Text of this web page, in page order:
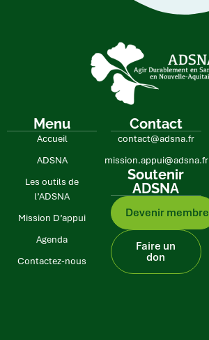
Menu
Accueil
ADSNA
Les outils de
l’ADSNA
Mission D’appui
Age nda
Contactez-nous
Contact
contact@adsna.fr
mission.appui@adsna.fr
Soutenir
ADSNA
Devenir membre
Faire un
don